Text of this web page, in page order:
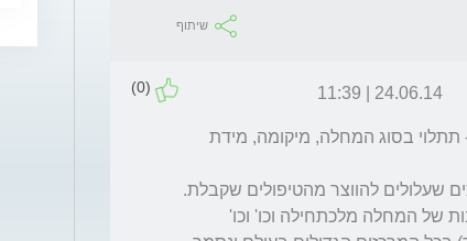
שיתוף
24.06.14 | 11:39
(0)